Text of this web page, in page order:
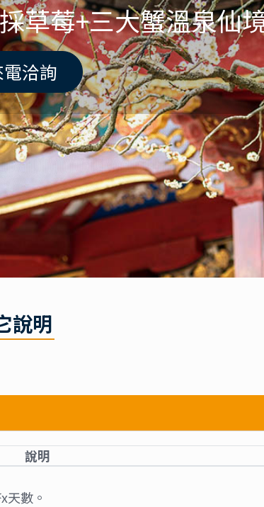
草莓+三大蟹溫泉仙
洽詢
說明
說明
天數。